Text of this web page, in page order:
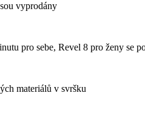
vyprodány
pro sebe, Revel 8 pro ženy se
materiálů v svršku